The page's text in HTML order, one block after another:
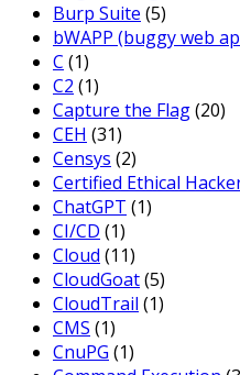
Burp Suite (5)
bWAPP (buggy web
C (1)
C2 (1)
Capture the Flag(20)
CEH (31)
Censys (2)
Certified Ethical
ChatGPT (1)
CI/CD (1)
Cloud (11)
CloudGoat(5)
CloudTrail (1)
CMS (1)
CnuPG (1)